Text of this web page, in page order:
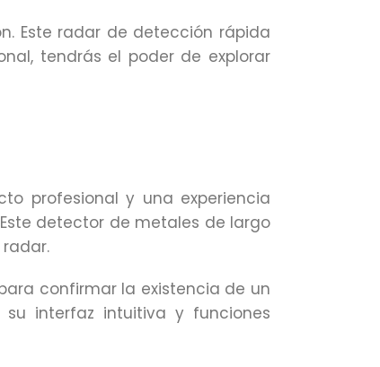
Este radar de detección rápida
tendrás el poder de explorar
profesional y una experiencia
detector de metales de largo
confirmar la existencia de un
interfaz intuitiva y funciones